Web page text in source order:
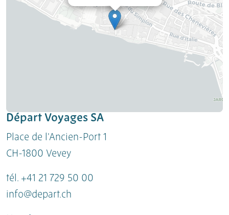
Départ Voyages SA
Place de l'Ancien-Port 1
CH-1800 Vevey
tél. +41 21 729 50 00
info@depart.ch